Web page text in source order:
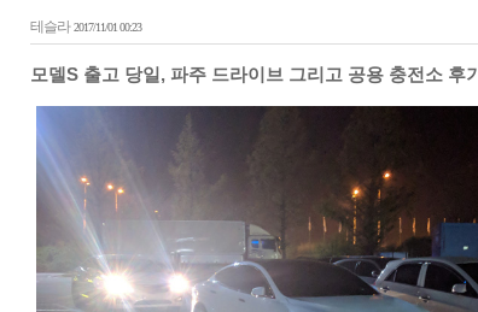
테슬라 2017/11/01 00:23
모델S 출고 당일, 파주 드라이브 그리고 공용 충전소 후기